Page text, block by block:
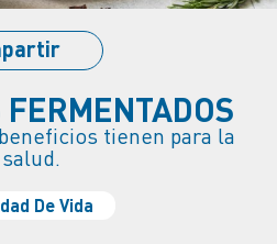
tienen para la
salud.
De Vida